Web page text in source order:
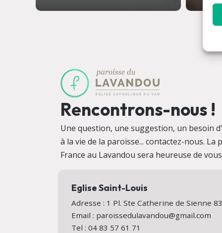
Rencontrons-nous !
Une question, une suggestion, un besoin
à la vie de la paroisse... contactez-nous. La
France au Lavandou sera heureuse de
Eglise Saint-Louis
Adresse : 1 Pl. Ste Catherine de Sienne
Email : paroissedulavandou@gmail.com
Tel : 04 83 57 61 71